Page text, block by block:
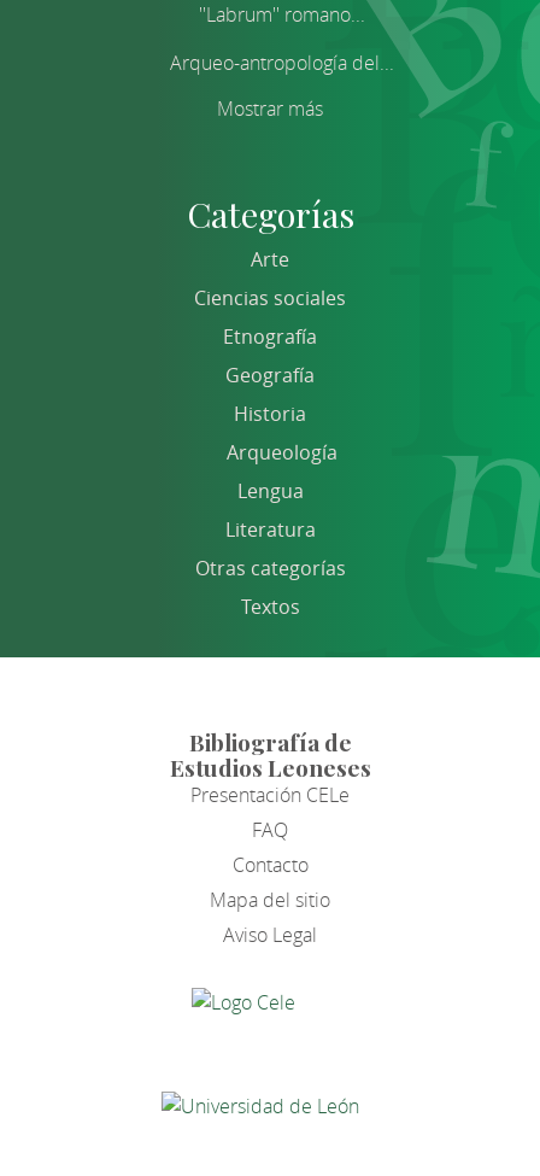
''Labrum'' romano...
Arqueo-antropología del...
Mostrar más
Categorías
Arte
Ciencias sociales
Etnografía
Geografía
Historia
Arqueología
Lengua
Literatura
Otras categorías
Textos
Bibliografía de
Estudios Leoneses
Presentación CELe
FAQ
Contacto
Mapa del sitio
Aviso Legal